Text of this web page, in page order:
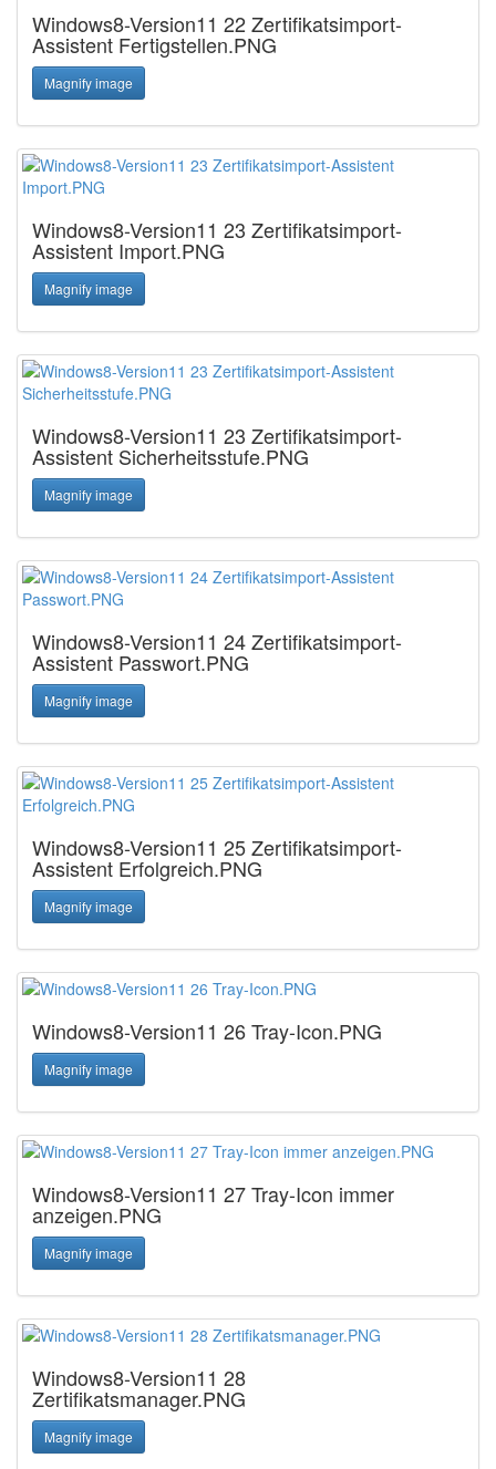
Windows8-Version11 22 Zertifikatsimport-
Assistent Fertigstellen.PNG
Magnify image
Windows8-Version11 23 Zertifikatsimport-
Assistent Import.PNG
Magnify image
Windows8-Version11 23 Zertifikatsimport-
Assistent Sicherheitsstufe.PNG
Magnify image
Windows8-Version11 24 Zertifikatsimport-
Assistent Passwort.PNG
Magnify image
Windows8-Version11 25 Zertifikatsimport-
Assistent Erfolgreich.PNG
Magnify image
Windows8-Version11 26 Tray-Icon.PNG
Magnify image
Windows8-Version11 27 Tray-Icon immer
anzeigen.PNG
Magnify image
Windows8-Version11 28
Zertifikatsmanager.PNG
Magnify image